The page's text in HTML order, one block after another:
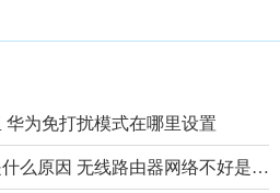
为免打扰模式在哪里设置
无线路由器网络不好是什么原因造成的